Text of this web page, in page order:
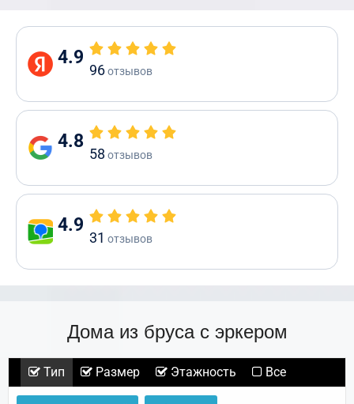
4.9
96отзывов
4.8
58 отзывов
4.9
31 отзывов
Дома из бруса с эркером
Тип Размер Этажность Все